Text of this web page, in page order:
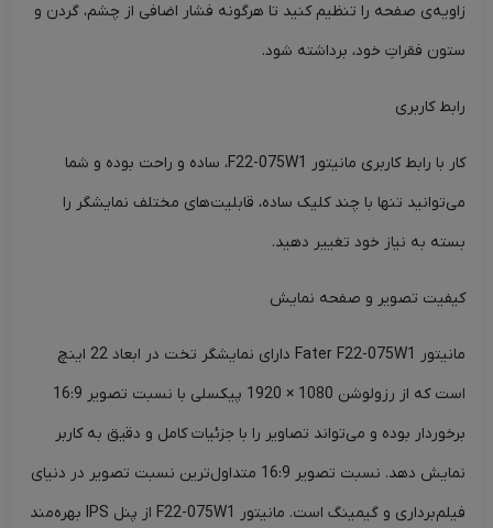
زاویه‌ی صفحه را تنظیم کنید تا هرگونه فشار اضافی از چشم، گردن و
ستون فقراتِ خود، برداشته شود.
رابط کاربری
کار با رابط کاربری مانیتور F22-075W1، ساده و راحت بوده و شما
می‌توانید تنها با چند کلیک ساده، قابلیت‌های مختلف نمایشگر را
بسته به نیاز خود تغییر دهید.
کیفیت تصویر و صفحه نمایش
مانیتور Fater F22-075W1 دارای نمایشگر تخت در ابعاد 22 اینچ
است که از رزولوشن 1080 × 1920 پیکسلی با نسبت تصویر 16:9
برخوردار بوده و می‌تواند تصاویر را با جزئیات کامل و دقیق به کاربر
نمایش دهد. نسبت تصویر 16:9 متداول‌ترین نسبت تصویر در دنیای
فیلم‌برداری و گیمینگ است. مانیتور F22-075W1 از پنل IPS بهره‌مند